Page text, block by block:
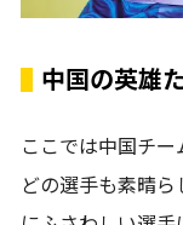
中国の英雄
ここでは中国チー
どの選手も素晴